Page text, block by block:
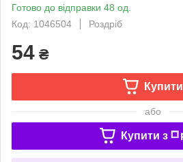
Готово до відправки 48 од.
Код: 1046504
Роздріб
54 ₴
Купити
або
Купити з